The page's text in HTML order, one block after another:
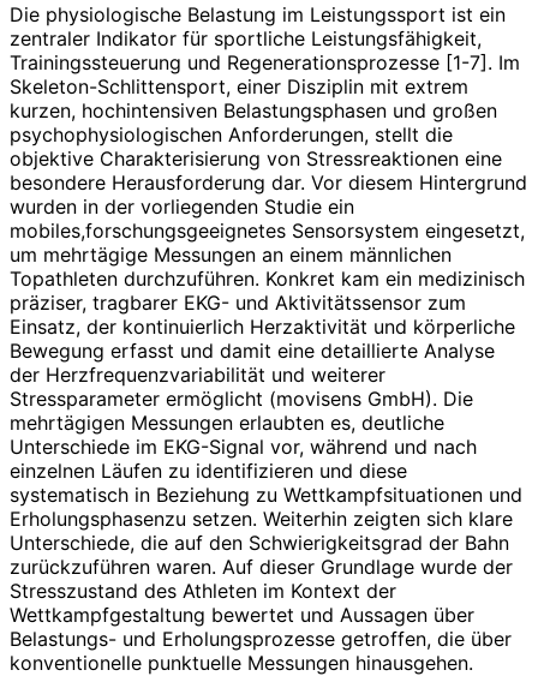
Die physiologische Belastung im Leistungssport ist ein
zentraler Indikator für sportliche Leistungsfähigkeit,
Trainingssteuerung und Regenerationsprozesse [1-7]. Im
Skeleton-Schlittensport, einer Disziplin mit extrem
kurzen, hochintensiven Belastungsphasen und großen
psychophysiologischen Anforderungen, stellt die
objektive Charakterisierung von Stressreaktionen eine
besondere Herausforderung dar. Vor diesem Hintergrund
wurden in der vorliegenden Studie ein
mobiles,forschungsgeeignetes Sensorsystem eingesetzt,
um mehrtägige Messungen an einem männlichen
Topathleten durchzuführen. Konkret kam ein medizinisch
präziser, tragbarer EKG- und Aktivitätssensor zum
Einsatz, der kontinuierlich Herzaktivität und körperliche
Bewegung erfasst und damit eine detaillierte Analyse
der Herzfrequenzvariabilität und weiterer
Stressparameter ermöglicht (movisens GmbH). Die
mehrtägigen Messungen erlaubten es, deutliche
Unterschiede im EKG-Signal vor, während und nach
einzelnen Läufen zu identifizieren und diese
systematisch in Beziehung zu Wettkampfsituationen und
Erholungsphasenzu setzen. Weiterhin zeigten sich klare
Unterschiede, die auf den Schwierigkeitsgrad der Bahn
zurückzuführen waren. Auf dieser Grundlage wurde der
Stresszustand des Athleten im Kontext der
Wettkampfgestaltung bewertet und Aussagen über
Belastungs- und Erholungsprozesse getroffen, die über
konventionelle punktuelle Messungen hinausgehen.